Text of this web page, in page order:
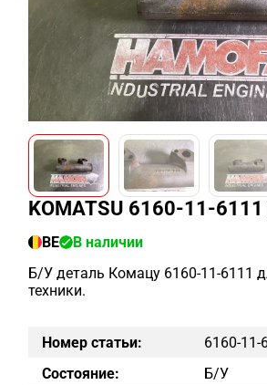
KOMATSU 6160-11-
BE
В наличии
Б/У деталь Комацу 6160-11-6111
техники.
Номер статьи:
6160-11-
Состояние:
Б/у